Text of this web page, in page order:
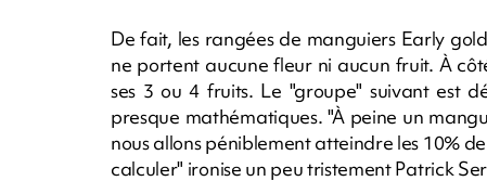
De fait, les rangées de manguiers Early
ne portent aucune fleur ni aucun fruit. À
ses 3 ou 4 fruits. Le "groupe" suivant est
presque mathématiques. "À peine un
nous allons péniblement atteindre les 10%
calculer" ironise un peu tristement Patrick